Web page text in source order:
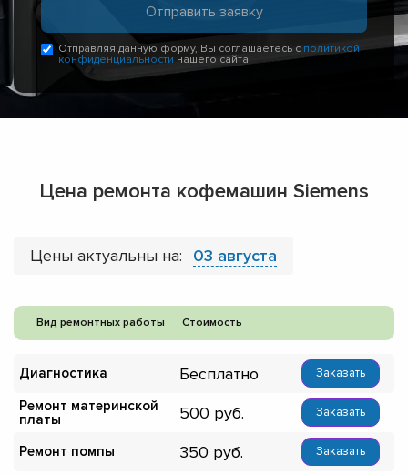
Отправляя данную форму, Вы соглашаетесь с политикой
конфиденциальности нашего сайта
Цена ремонта кофемашин Siemens
Цены актуальны на: 03 августа
Вид ремонтных работы Стоимость
Диагностика Бесплатно Заказать
Ремонт материнской
платы
500 Заказать
Ремонт помпы 350 Заказать